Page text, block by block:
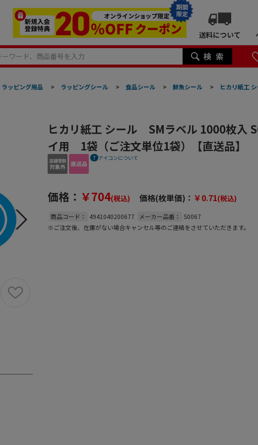
期間
限定
送料について
ラッピング用品 > ラッピングシール > 食品シール > 鮮魚シール >
ヒカリ紙工
ヒカリ紙工 シール SMラベル 1000枚入
イ用 1袋（ご注文単位1袋）【直送品】
アイコンについて
価格： ￥704(税込) 価格(枚単価)： ￥0.71(税込)
商品コード： 4941040200677 メーカー品番：
S0067
※ご注文後、在庫がない場合キャンセル等のご連絡をさせていただきます。